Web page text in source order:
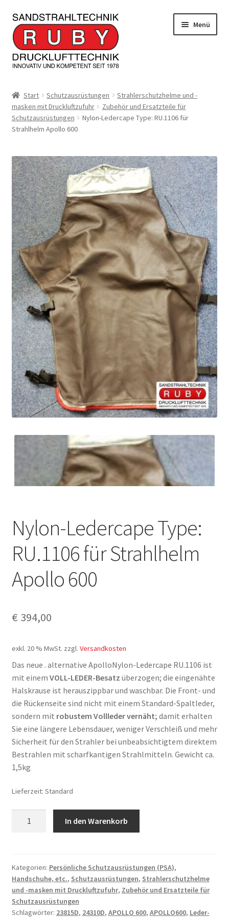
Zur
Navigation
springen
Zum
Inhalt
springen
Menü
Serviceleistungen
Informationen
öffnen
JOBS
Start Schutzausrüstungen
Strahlerschutzhelme und -
masken mit Druckluftzufuhr
Zubehör und Ersatzteile für
Schutzausrüstungen
Nylon-Ledercape Type: RU.1106 für
Strahlhelm Apollo 600
Nylon-Ledercape Type:
RU.1106 für Strahlhelm
Apollo 600
€ 394,00
exkl. 20 % MwSt. zzgl. Versandkosten
Das neue . alternative ApolloNylon-Ledercape RU.1106 ist
mit einem VOLL-LEDER-Besatz überzogen; die eingenähte
Halskrause ist herauszippbar und waschbar. Die Front- und
die Rückenseite sind nicht mit einem Standard-Spaltleder,
sondern mit robustem Vollleder vernäht; damit erhalten
Sie eine längere Lebensdauer, weniger Verschleiß und mehr
Sicherheit für den Strahler bei unbeabsichtigtem direktem
Bestrahlen mit scharfkantigen Strahlmitteln. Gewicht ca.
1,5kg
Lieferzeit: Standard
für
Strahlhelm
Apollo
600
In den Warenkorb
Kategorien: Persönliche Schutzausrüstungen (PSA),
Handschuhe, etc., Schutzausrüstungen, Strahlerschutzhelme
und -masken mit Druckluftzufuhr, Zubehör und Ersatzteile für
Schutzausrüstungen
Schlagwörter: 23815D, 24310D, APOLLO 600, APOLLO600, Leder-